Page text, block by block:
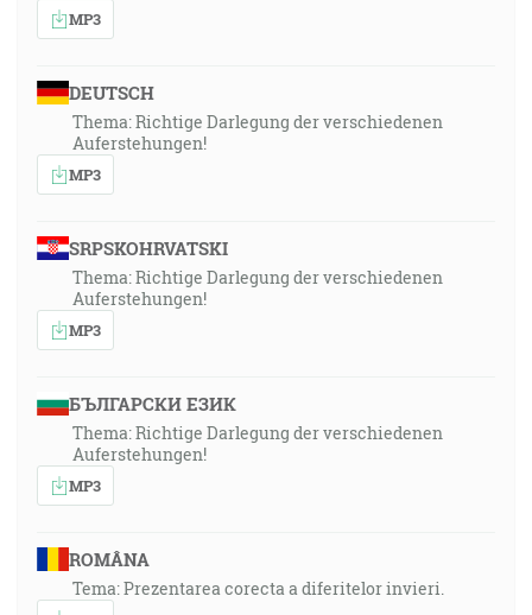
MP3
DEUTSCH
Thema: Richtige Darlegung der verschiedenen
Auferstehungen!
MP3
SRPSKOHRVATSKI
Thema: Richtige Darlegung der verschiedenen
Auferstehungen!
MP3
БЪЛГАРСКИ ЕЗИК
Thema: Richtige Darlegung der verschiedenen
Auferstehungen!
MP3
ROMÂNA
Tema: Prezentarea corecta a diferitelor invieri.